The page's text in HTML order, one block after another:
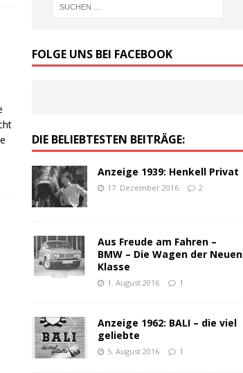
ALLGEMEIN
FOLGE UNS BEI FACEBOOK
DIE BELIEBTESTEN BEITRÄGE:
Anzeige 1939: Henkell Privat
17. Dezember 2016 2
Aus Freude am Fahren –
BMW – Die Wagen der Neuen
Klasse
1. August 2016 1
Anzeige 1962: BALI – die viel
geliebte
5. August 2016 1